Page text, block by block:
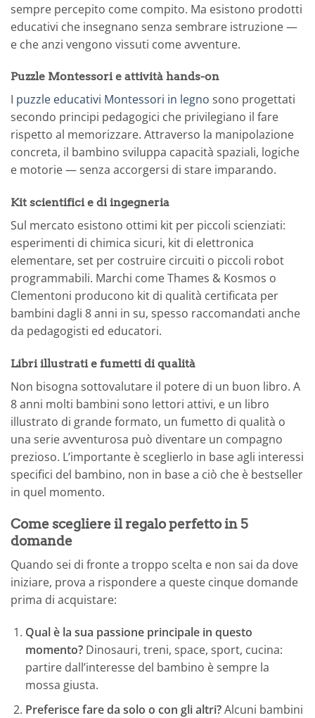
sempre percepito come compito. Ma esistono prodotti
educativi che insegnano senza sembrare istruzione —
e che anzi vengono vissuti come avventure.
Puzzle Montessori e attività hands-on
I puzzle educativi Montessori in legno sono progettati
secondo principi pedagogici che privilegiano il fare
rispetto al memorizzare. Attraverso la manipolazione
concreta, il bambino sviluppa capacità spaziali, logiche
e motorie — senza accorgersi di stare imparando.
Kit scientifici e di ingegneria
Sul mercato esistono ottimi kit per piccoli scienziati:
esperimenti di chimica sicuri, kit di elettronica
elementare, set per costruire circuiti o piccoli robot
programmabili. Marchi come Thames & Kosmos o
Clementoni producono kit di qualità certificata per
bambini dagli 8 anni in su, spesso raccomandati anche
da pedagogisti ed educatori.
Libri illustrati e fumetti di qualità
Non bisogna sottovalutare il potere di un buon libro. A
8 anni molti bambini sono lettori attivi, e un libro
illustrato di grande formato, un fumetto di qualità o
una serie avventurosa può diventare un compagno
prezioso. L’importante è sceglierlo in base agli interessi
specifici del bambino, non in base a ciò che è bestseller
in quel momento.
Come scegliere il regalo perfetto in 5
domande
Quando sei di fronte a troppo scelta e non sai da dove
iniziare, prova a rispondere a queste cinque domande
prima di acquistare:
Qual è la sua passione principale in questo
momento?Dinosauri, treni, space, sport, cucina:
partire dall’interesse del bambino è sempre la
mossa giusta.
Preferisce fare da solo o con gli altri?Alcuni bambini